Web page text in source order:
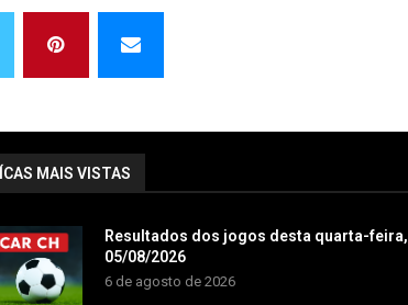
MAIS VISTAS
Resultados dos jogos desta quarta-feira,
05/08/2026
6 de agosto de 2026